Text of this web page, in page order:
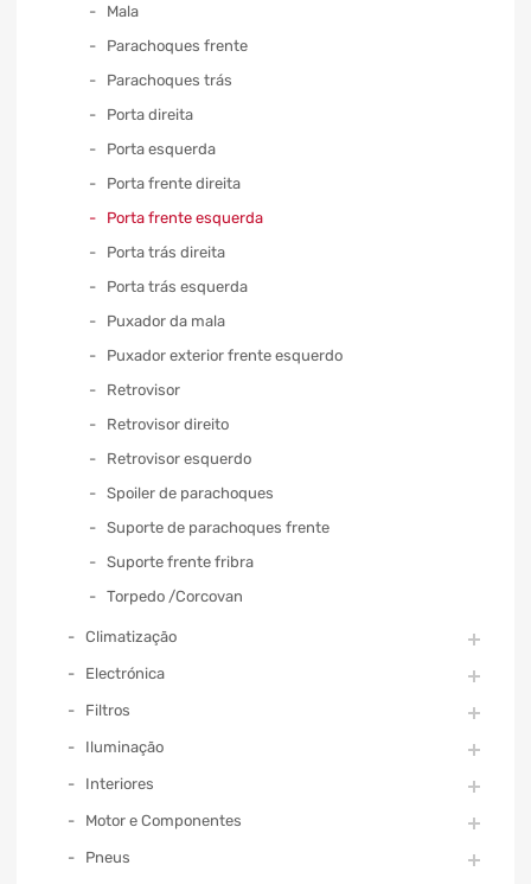
Mala
Parachoques frente
Parachoques trás
Porta direita
Porta esquerda
Porta frente direita
Porta frente esquerda
Porta trás direita
Porta trás esquerda
Puxador da mala
Puxador exterior frente esquerdo
Retrovisor
Retrovisor direito
Retrovisor esquerdo
Spoiler de parachoques
Suporte de parachoques frente
Suporte frente fribra
Torpedo /Corcovan
Climatização
Electrónica
Filtros
Iluminação
Interiores
Motor e Componentes
Pneus